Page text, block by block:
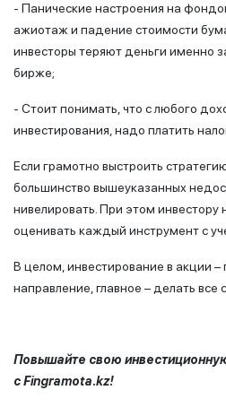
- Панические настроения на
ажиотаж и падение стоимости
инвесторы теряют деньги именно
бирже;
- Стоит понимать, что с любого
инвестирования, надо платить
Если грамотно выстроить
большинство вышеуказанных
нивелировать. При этом инвестору
оценивать каждый инструмент с
В целом, инвестирование в акции –
направление, главное – делать все
Повышайте свою
сFingramota.kz!